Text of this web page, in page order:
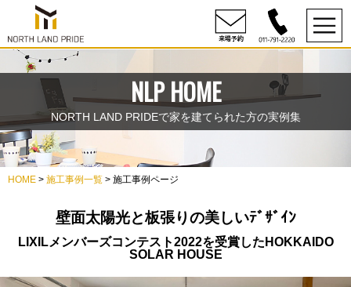
NLP HOME
NORTH LAND PRIDEで家を建てられた方の実例集
HOME > 施工事例一覧 > 施工事例ページ
壁面太陽光と板張りの美しいﾃﾞｻﾞｲﾝ
LIXILメンバーズコンテスト2022を受賞したHOKKAIDO
SOLAR HOUSE